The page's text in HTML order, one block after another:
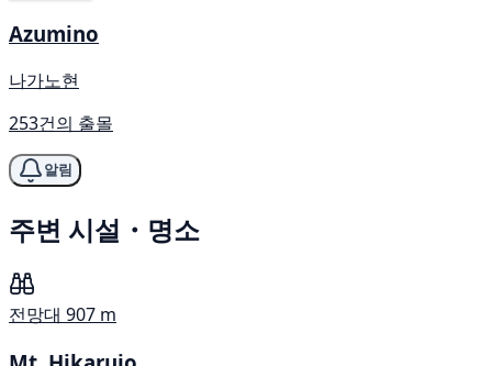
Azumino
나가노현
253건의 출몰
알림
주변 시설・명소
전망대 907 m